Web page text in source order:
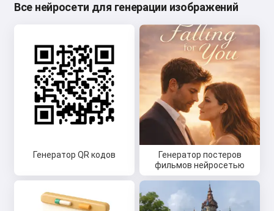
Все нейросети для генерации изображений
Генератор QR кодов
Генератор постеров
фильмов нейросетью